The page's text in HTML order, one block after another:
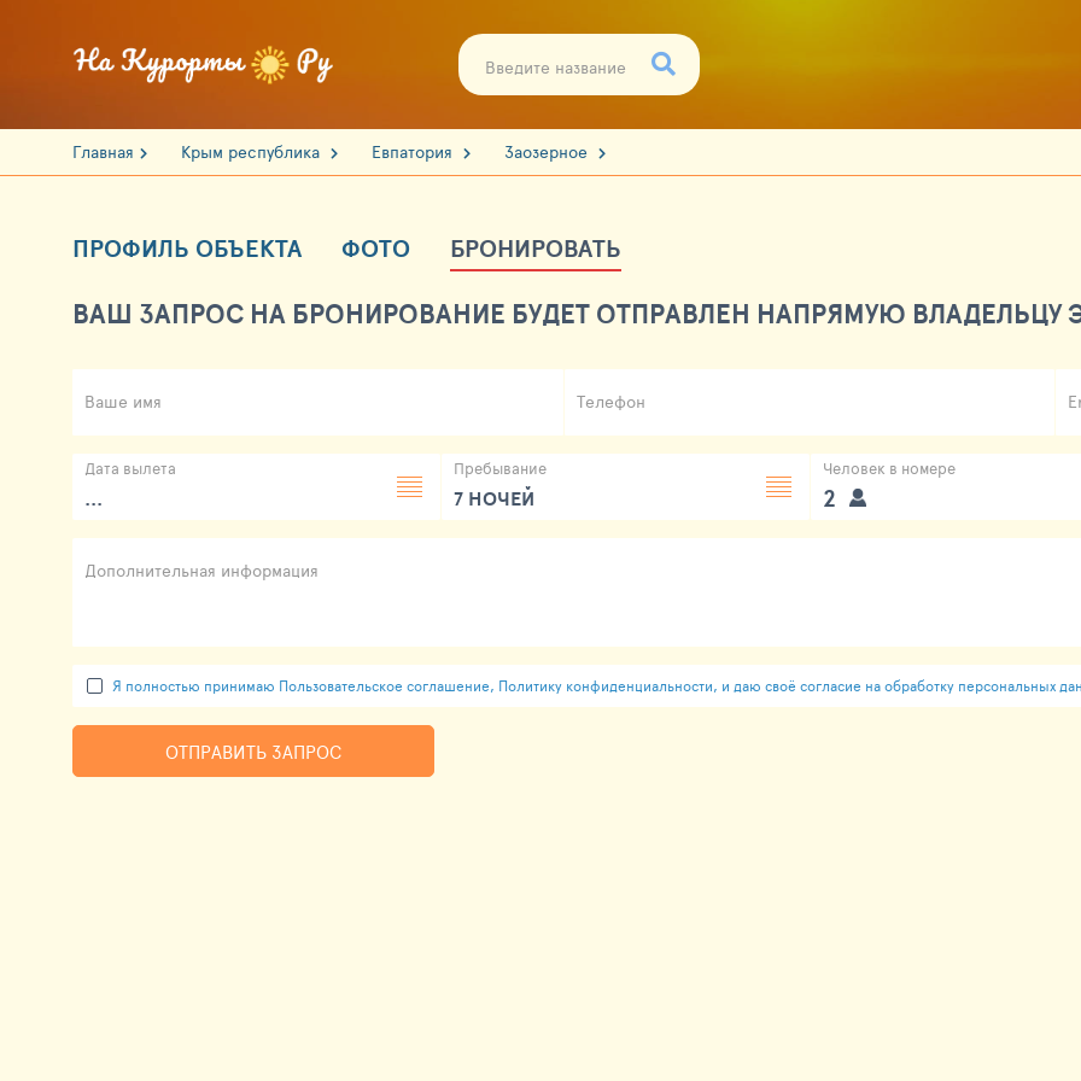
Главная Крым республика Евпатория Заозерное
ПРОФИЛЬ ОБЪЕКТА ФОТО БРОНИРОВАТЬ
ВАШ ЗАПРОС НА БРОНИРОВАНИЕ БУДЕТ ОТПРАВЛЕН НАПРЯМУЮ ВЛАДЕЛЬЦУ
Ваше имя Телефон
Дата вылета
...
Пребывание
7 НОЧЕЙ
Человек в номере
2
Дополнительная информация
Я полностью принимаю Пользовательское соглашение, Политику конфиденциальности, и даю своё согласие на обработку персональных
ОТПРАВИТЬ ЗАПРОС